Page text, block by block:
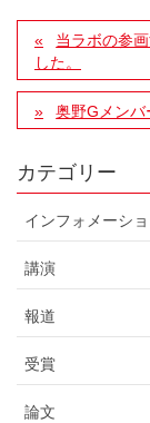
当ラボの参
した。
奥野Gメン
カテゴリー
インフォメーシ
講演
報道
受賞
論文